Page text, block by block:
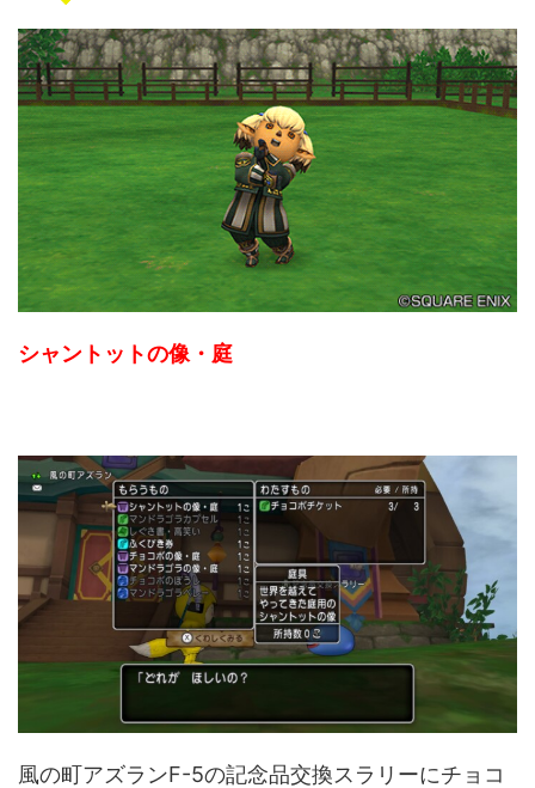
シャントットの像・庭
風の町アズランF-5の記念品交換スラリーにチョコ